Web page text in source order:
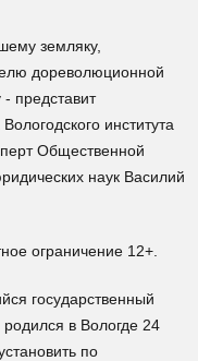
земляку,
дореволюционной
представит
института
Общественной
наук Василий
ограничение 12+.
государственный
в Вологде 24
по